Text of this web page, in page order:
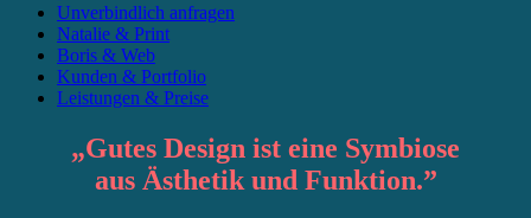
Unverbindlich anfragen
Natalie & Print
Boris & Web
Kunden & Portfolio
Leistungen & Preise
„Gutes Design ist eine Symbiose
aus Ästhetikund Funktion.”